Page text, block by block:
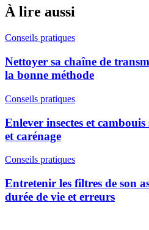
À lire aussi
Conseils pratiques
Nettoyer sa chaîne de
la bonne méthode
Conseils pratiques
Enlever insectes et
et carénage
Conseils pratiques
Entretenir les filtres de son
durée de vie et erreurs